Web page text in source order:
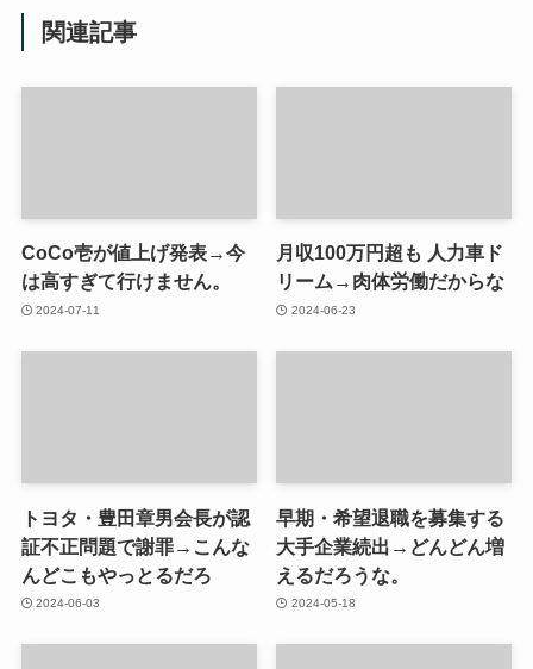
関連記事
CoCo壱が値上げ発表→今
は高すぎて行けません。
2024-07-11
月収100万円超も 人力車ド
リーム→肉体労働だからな
2024-06-23
トヨタ・豊田章男会長が認
証不正問題で謝罪→こんな
んどこもやっとるだろ
2024-06-03
早期・希望退職を募集する
大手企業続出→どんどん増
えるだろうな。
2024-05-18